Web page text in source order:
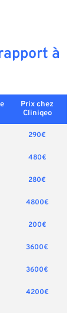
à
Prix chez
Cliniqeo
290€
480€
280€
4800€
200€
3600€
3600€
4200€